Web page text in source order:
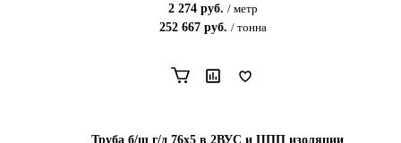
2 274 руб. / метр
252 667 руб. / тонна
Труба б/ш г/д 76х5 в 2ВУС и ЦПП изоляции